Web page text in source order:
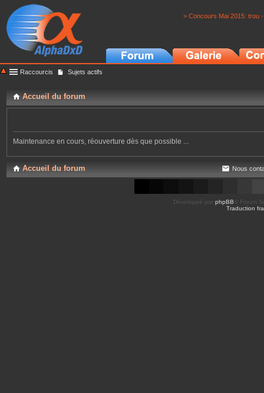
> Concours Mai 2015: trou
Raccourcis Sujets actifs
Accueil du forum
Maintenance en cours, réouverture dès que possible ...
Accueil du forum Nous
Développé par phpBB ® Forum
Traduction